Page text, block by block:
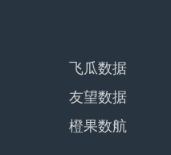
飞瓜数据
友望数据
橙果数航